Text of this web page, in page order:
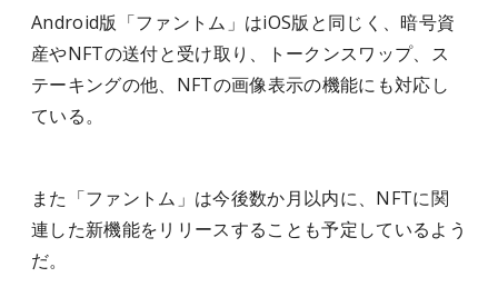
Android版「ファントム」はiOS版と同じく、暗号資
産やNFTの送付と受け取り、トークンスワップ、ス
テーキングの他、NFTの画像表示の機能にも対応し
ている。
また「ファントム」は今後数か月以内に、NFTに関
連した新機能をリリースすることも予定しているよう
だ。